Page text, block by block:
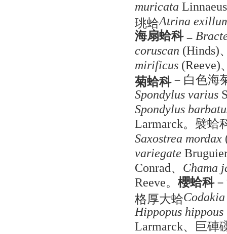
muricata Linnaeus
珧蛤Atrina
海扇蛤科－
coruscan (Hinds)
mirificus(Reeve)
菊蛤科－白色海
Spondylus varius
Spondylus
Larmarck。襞蛤
Saxostrea mordax
variegate
Conrad、
Chama
Reeve。 櫻蛤科
格厚大蛤
Hippopus hippous
Larmarck、巨硨